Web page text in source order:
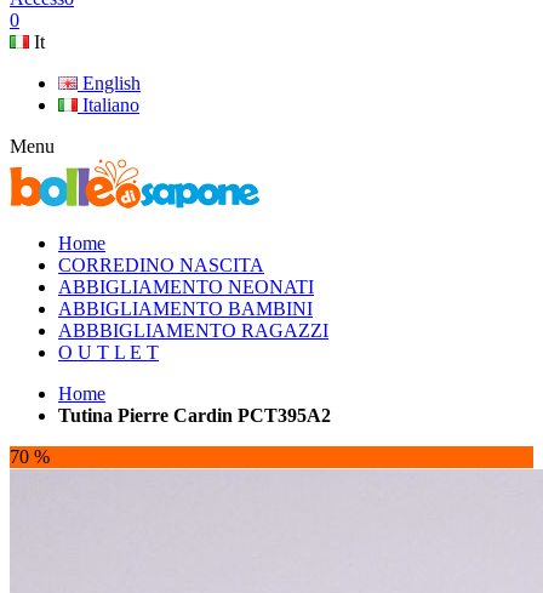
0
It
English
Italiano
Menu
Home
CORREDINO NASCITA
ABBIGLIAMENTO NEONATI
ABBIGLIAMENTO BAMBINI
ABBBIGLIAMENTO RAGAZZI
O U T L E T
Home
Tutina Pierre Cardin PCT395A2
70 %